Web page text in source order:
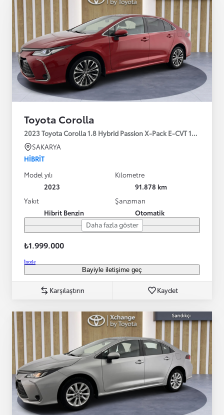
Toyota Corolla
2023 Toyota Corolla 1.8 Hybrid Passion X-Pack E-CVT 140HP
SAKARYA
HIBRIT
Model yılı
2023
Kilometre
91.878 km
Yakıt
Hibrit Benzin
Şanzıman
Otomatik
Daha fazla göster
₺1.999.000
İncele
Bayiyle iletişime geç
Karşılaştırın Kaydet